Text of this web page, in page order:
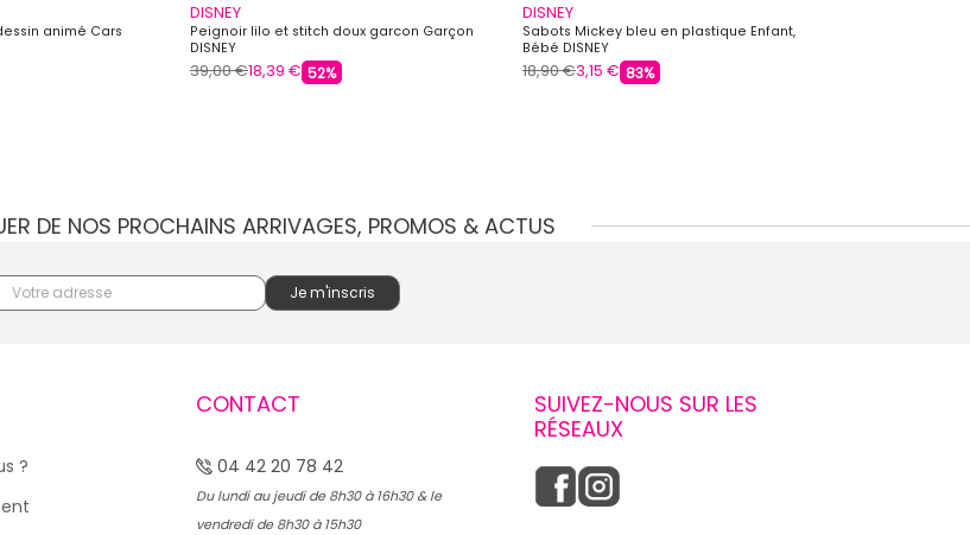
animé Cars
DISNEY
Peignoir lilo et stitch doux garcon Garçon
DISNEY
39,00 €18,39 € 52%
DISNEY
Sabots Mickey bleu en plastique Enfant,
Bébé DISNEY
18,90 €3,15 € 83%
DE NOS PROCHAINS ARRIVAGES, PROMOS & ACTUS
?
CONTACT
04 42 20 78 42
Du lundi au jeudi de 8h30 à 16h30 & le
vendredi de 8h30 à 15h30
SUIVEZ-NOUS SUR LES
RÉSEAUX